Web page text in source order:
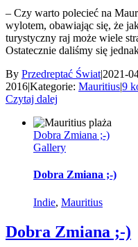
– Czy warto polecieć na
wylotem, obawiając się, że
turystyczny raj może wiele
Ostatecznie daliśmy się
By Przedreptać Świat|2021-
2016|Kategorie: Mauritius|9
Czytaj dalej
Dobra Zmiana ;-)
Gallery
Dobra Zmiana ;-)
Indie, Mauritius
Dobra Zmiana ;-)